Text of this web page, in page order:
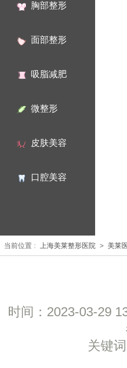
胸部整形
面部整形
吸脂减肥
微整形
皮肤美容
口腔美容
当前位置 : 上海美莱整形医院 > 美莱
时间：2023-03-29
关键